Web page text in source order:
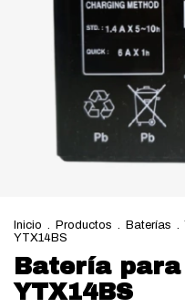
Inicio . Productos . Baterías .
YTX14BS
Batería
YTX14BS